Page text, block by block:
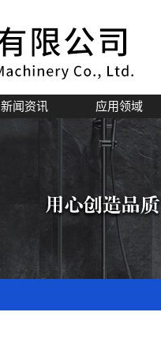
新闻资讯
技术知识
应用领域